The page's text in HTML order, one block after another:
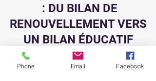
: DU BILAN DE
RENOUVELLEMENT VERS
UN BILAN ÉDUCATIF
PARTAGÉ
Phone Email Facebook